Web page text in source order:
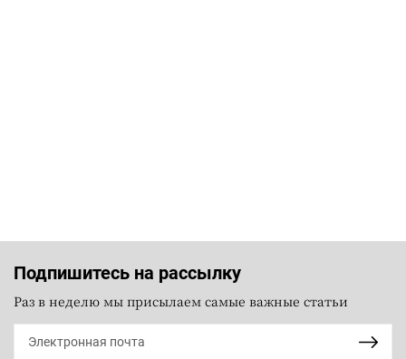
Подпишитесь на рассылку
Раз в неделю мы присылаем самые важные статьи